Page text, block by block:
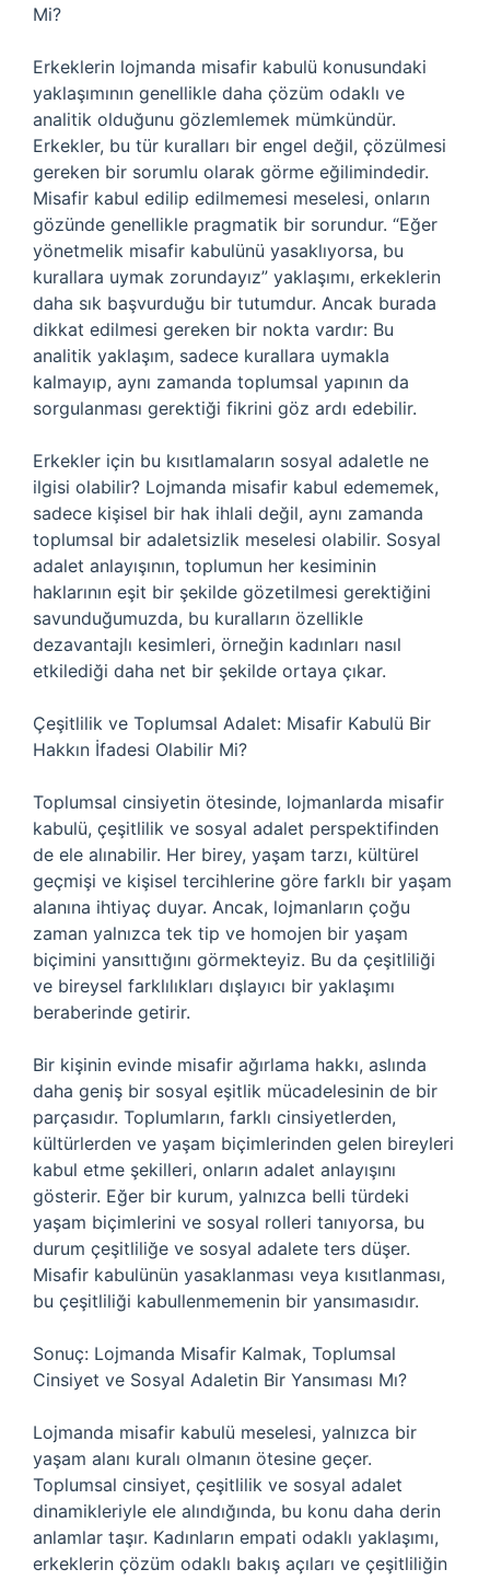
Mi?
Erkeklerin lojmanda misafir kabulü konusundaki
yaklaşımının genellikle daha çözüm odaklı ve
analitik olduğunu gözlemlemek mümkündür.
Erkekler, bu tür kuralları bir engel değil, çözülmesi
gereken bir sorumlu olarak görme eğilimindedir.
Misafir kabul edilip edilmemesi meselesi, onların
gözünde genellikle pragmatik bir sorundur. “Eğer
yönetmelik misafir kabulünü yasaklıyorsa, bu
kurallara uymak zorundayız” yaklaşımı, erkeklerin
daha sık başvurduğu bir tutumdur. Ancak burada
dikkat edilmesi gereken bir nokta vardır: Bu
analitik yaklaşım, sadece kurallara uymakla
kalmayıp, aynı zamanda toplumsal yapının da
sorgulanması gerektiği fikrini göz ardı edebilir.
Erkekler için bu kısıtlamaların sosyal adaletle ne
ilgisi olabilir? Lojmanda misafir kabul edememek,
sadece kişisel bir hak ihlali değil, aynı zamanda
toplumsal bir adaletsizlik meselesi olabilir. Sosyal
adalet anlayışının, toplumun her kesiminin
haklarının eşit bir şekilde gözetilmesi gerektiğini
savunduğumuzda, bu kuralların özellikle
dezavantajlı kesimleri, örneğin kadınları nasıl
etkilediği daha net bir şekilde ortaya çıkar.
Çeşitlilik ve Toplumsal Adalet: Misafir Kabulü Bir
Hakkın İfadesi Olabilir Mi?
Toplumsal cinsiyetin ötesinde, lojmanlarda misafir
kabulü, çeşitlilik ve sosyal adalet perspektifinden
de ele alınabilir. Her birey, yaşam tarzı, kültürel
geçmişi ve kişisel tercihlerine göre farklı bir yaşam
alanına ihtiyaç duyar. Ancak, lojmanların çoğu
zaman yalnızca tek tip ve homojen bir yaşam
biçimini yansıttığını görmekteyiz. Bu da çeşitliliği
ve bireysel farklılıkları dışlayıcı bir yaklaşımı
beraberinde getirir.
Bir kişinin evinde misafir ağırlama hakkı, aslında
daha geniş bir sosyal eşitlik mücadelesinin de bir
parçasıdır. Toplumların, farklı cinsiyetlerden,
kültürlerden ve yaşam biçimlerinden gelen bireyleri
kabul etme şekilleri, onların adalet anlayışını
gösterir. Eğer bir kurum, yalnızca belli türdeki
yaşam biçimlerini ve sosyal rolleri tanıyorsa, bu
durum çeşitliliğe ve sosyal adalete ters düşer.
Misafir kabulünün yasaklanması veya kısıtlanması,
bu çeşitliliği kabullenmemenin bir yansımasıdır.
Sonuç: Lojmanda Misafir Kalmak, Toplumsal
Cinsiyet ve Sosyal Adaletin Bir Yansıması Mı?
Lojmanda misafir kabulü meselesi, yalnızca bir
yaşam alanı kuralı olmanın ötesine geçer.
Toplumsal cinsiyet, çeşitlilik ve sosyal adalet
dinamikleriyle ele alındığında, bu konu daha derin
anlamlar taşır. Kadınların empati odaklı yaklaşımı,
erkeklerin çözüm odaklı bakış açıları ve çeşitliliğin